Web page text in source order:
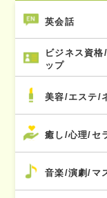
英会話
ビジネス資
ップ
美容/エステ/
癒し/心理/セ
音楽/演劇/マ